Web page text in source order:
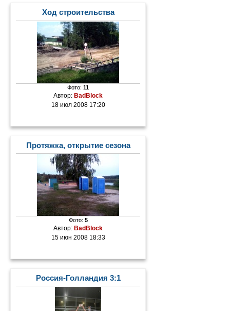
Ход строительства
Фото:11
Автор:BadBlock
18 июл 2008 17:20
Протяжка, открытие сезона
Фото: 5
Автор:BadBlock
15 июн 2008 18:33
Россия-Голландия 3:1